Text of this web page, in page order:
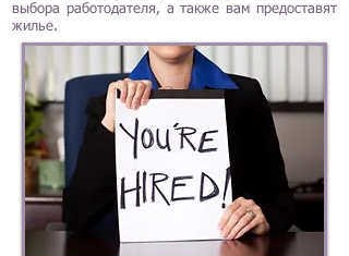
выбора работодателя, а также вам предоставят
жилье.